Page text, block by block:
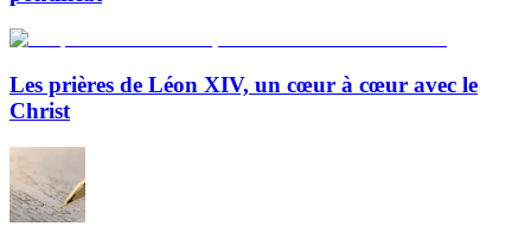
Les prières de Léon XIV, un cœur à cœur avec le
Christ